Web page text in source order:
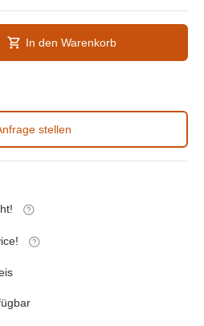
In den Warenkorb
stellen